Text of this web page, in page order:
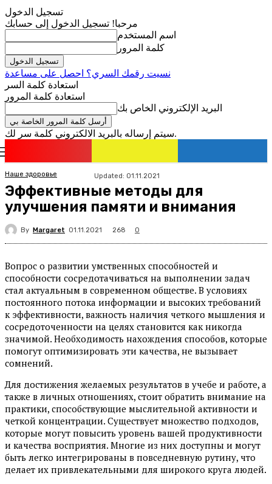
تسجيل الدخول
مرحبا! تسجيل الدخول إلى حسابك
اسم المستخدم
كلمة المرور
نسيت رقمك السري؟ احصل على مساعدة
استعادة كلمة السر
استعادة كلمة المرور
البريد الإلكتروني الخاص بك
سيتم إرساله بالبريد الالكتروني كلمة سر لك.
Наше здоровье Updated: 01.11.2021
Эффективные методы для
улучшения памяти и внимания
By Margaret 01.11.2021 268 0
Вопрос о развитии умственных способностей и
способности сосредотачиваться на выполнении задач
стал актуальным в современном обществе. В условиях
постоянного потока информации и высоких требований
к эффективности, важность наличия четкого мышления и
сосредоточенности на целях становится как никогда
значимой. Необходимость нахождения способов, которые
помогут оптимизировать эти качества, не вызывает
сомнений.
Для достижения желаемых результатов в учебе и работе, а
также в личных отношениях, стоит обратить внимание на
практики, способствующие мыслительной активности и
четкой концентрации. Существует множество подходов,
которые могут повысить уровень вашей продуктивности
и качества восприятия. Многие из них доступны и могут
быть легко интегрированы в повседневную рутину, что
делает их привлекательными для широкого круга людей.